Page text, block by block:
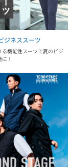
ジネススーツ
る機能性スーツで夏のビジ
！